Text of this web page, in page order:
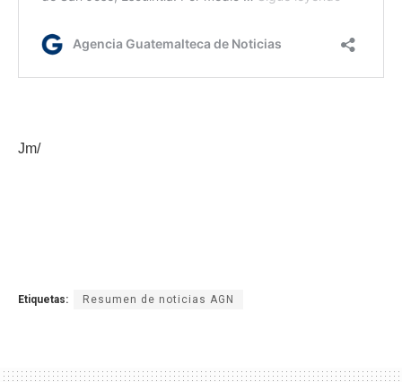
Jm/
Etiquetas: Resumen de noticias AGN